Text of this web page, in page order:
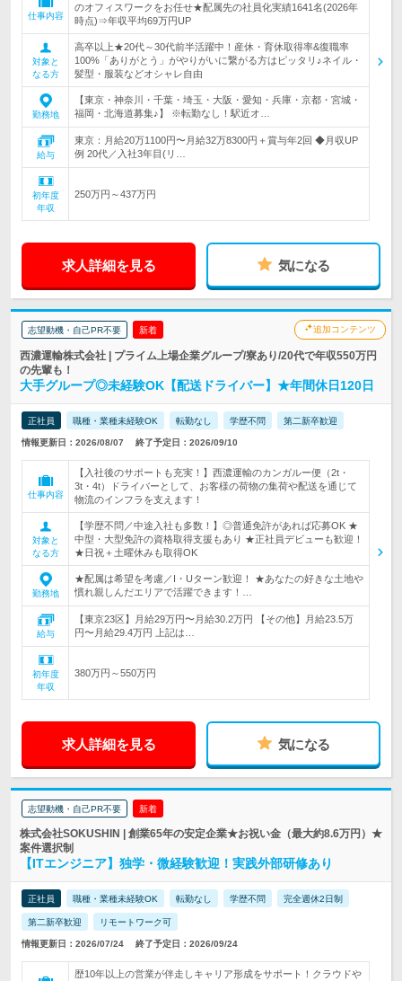
仕事内容
のオフィスワークをお任せ★配属先の社員化実績1641名(2026年
時点)⇒年収平均69万円UP
対象と
なる方
高卒以上★20代～30代前半活躍中！産休・育休取得率&復職率
100%「ありがとう」がやりがいに繋がる方はピッタリ♪ネイル・
髪型・服装などオシャレ自由
勤務地
【東京・神奈川・千葉・埼玉・大阪・愛知・兵庫・京都・宮城・
福岡・北海道募集♪】 ※転勤なし！駅近オ…
給与
東京：月給20万1100円〜月給32万8300円＋賞与年2回 ◆月収UP
例 20代／入社3年目(リ…
初年度
年収
250万円～437万円
求人詳細を見る 気になる
志望動機・自己PR不要 新着 追加コンテンツ
西濃運輸株式会社 | プライム上場企業グループ/寮あり/20代で年収550万円
の先輩も！
大手グループ◎未経験OK【配送ドライバー】★年間休日120日
正社員 職種・業種未経験OK 転勤なし 学歴不問 第二新卒歓迎
情報更新日：2026/08/07 終了予定日：2026/09/10
仕事内容
【入社後のサポートも充実！】西濃運輸のカンガルー便（2t・
3t・4t）ドライバーとして、お客様の荷物の集荷や配送を通じて
物流のインフラを支えます！
対象と
なる方
【学歴不問／中途入社も多数！】◎普通免許があれば応募OK ★
中型・大型免許の資格取得支援もあり ★正社員デビューも歓迎！
★日祝＋土曜休みも取得OK
勤務地
★配属は希望を考慮／I・Uターン歓迎！ ★あなたの好きな土地や
慣れ親しんだエリアで活躍できます！…
給与
【東京23区】月給29万円〜月給30.2万円 【その他】月給23.5万
円〜月給29.4万円 上記は…
初年度
年収
380万円～550万円
求人詳細を見る 気になる
志望動機・自己PR不要 新着
株式会社SOKUSHIN | 創業65年の安定企業★お祝い金（最大約8.6万円）★
案件選択制
【ITエンジニア】独学・微経験歓迎！実践外部研修あり
正社員 職種・業種未経験OK 転勤なし 学歴不問 完全週休2日制
第二新卒歓迎 リモートワーク可
情報更新日：2026/07/24 終了予定日：2026/09/24
歴10年以上の営業が伴走しキャリア形成をサポート！クラウドや